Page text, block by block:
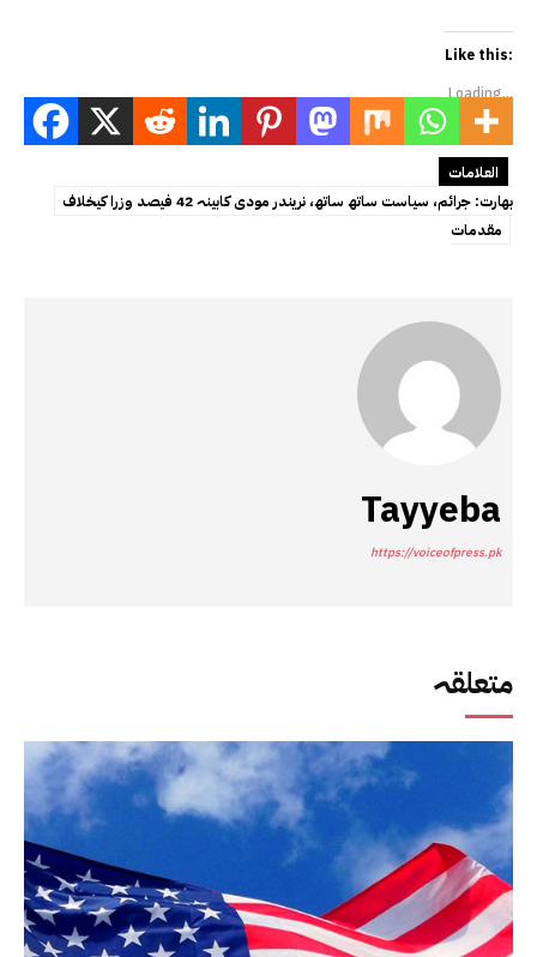
متعلقہ
Like this:
Loading...
العلامات
بھارت: جرائم، سیاست ساتھ ساتھ، نریندر مودی کابینہ 42 فیصد وزرا کیخلاف
مقدمات
Tayyeba
https://voiceofpress.pk